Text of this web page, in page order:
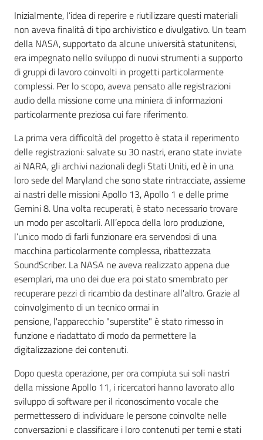
Inizialmente, l’idea di reperire e riutilizzare questi materiali
non aveva finalità di tipo archivistico e divulgativo. Un team
della NASA, supportato da alcune università statunitensi,
era impegnato nello sviluppo di nuovi strumenti a supporto
di gruppi di lavoro coinvolti in progetti particolarmente
complessi. Per lo scopo, aveva pensato alle registrazioni
audio della missione come una miniera di informazioni
particolarmente preziosa cui fare riferimento.
La prima vera difficoltà del progetto è stata il reperimento
delle registrazioni: salvate su 30 nastri, erano state inviate
ai NARA, gli archivi nazionali degli Stati Uniti, ed è in una
loro sede del Maryland che sono state rintracciate, assieme
ai nastri delle missioni Apollo 13, Apollo 1 e delle prime
Gemini 8. Una volta recuperati, è stato necessario trovare
un modo per ascoltarli. All’epoca della loro produzione,
l’unico modo di farli funzionare era servendosi di una
macchina particolarmente complessa, ribattezzata
SoundScriber. La NASA ne aveva realizzato appena due
esemplari, ma uno dei due era poi stato smembrato per
recuperare pezzi di ricambio da destinare all'altro. Grazie al
coinvolgimento di un tecnico ormai in
pensione, l'apparecchio "superstite" è stato rimesso in
funzione e riadattato di modo da permettere la
digitalizzazione dei contenuti.
Dopo questa operazione, per ora compiuta sui soli nastri
della missione Apollo 11, i ricercatori hanno lavorato allo
sviluppo di software per il riconoscimento vocale che
permettessero di individuare le persone coinvolte nelle
conversazioni e classificare i loro contenuti per temi e stati